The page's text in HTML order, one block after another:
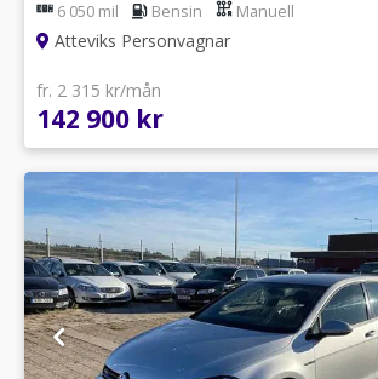
6 050 mil Bensin Manuell
Atteviks Personvagnar
fr. 2 315 kr/mån
142 900 kr